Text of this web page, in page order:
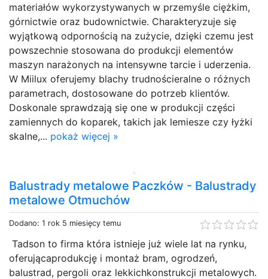
materiałów wykorzystywanych w przemyśle ciężkim,
górnictwie oraz budownictwie. Charakteryzuje się
wyjątkową odpornością na zużycie, dzięki czemu jest
powszechnie stosowana do produkcji elementów
maszyn narażonych na intensywne tarcie i uderzenia.
W Miilux oferujemy blachy trudnościeralne o różnych
parametrach, dostosowane do potrzeb klientów.
Doskonale sprawdzają się one w produkcji części
zamiennych do koparek, takich jak lemiesze czy łyżki
skalne,... pokaż więcej »
Balustrady metalowe Paczków - Balustrady
metalowe Otmuchów
Dodano: 1 rok 5 miesięcy temu
Tadson to firma która istnieje już wiele lat na rynku,
oferującaprodukcję i montaż bram, ogrodzeń,
balustrad, pergoli oraz lekkichkonstrukcji metalowych.